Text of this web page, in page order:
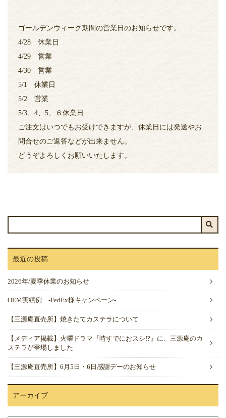
ゴールデンウィーク期間の営業日のお知らせです。
4/28 休業日
4/29 営業
4/30 営業
5/1 休業日
5/2 営業
5/3、4、5、６休業日
ご注文はいつでもお受けできますが、休業日には発送やお
問合せのご返答などが出来ません。
どうぞよろしくお願いいたします。
最近の投稿
2026年/夏季休業のお知らせ
OEM実績例 -FedEx様キャンペーン-
【三源庵直売所】焼きたてカステラについて
【メディア掲載】火曜ドラマ『時すでにおスシ!?』に、三源庵のカ
ステラが登場しました
【三源庵直売所】6月5日・6日感謝デーのお知らせ
アーカイブ